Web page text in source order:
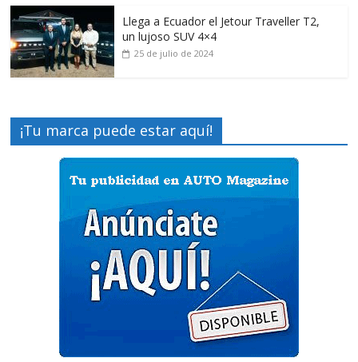
Llega a Ecuador el Jetour Traveller T2,
un lujoso SUV 4×4
25 de julio de 2024
¡Tu marca puede estar aquí!